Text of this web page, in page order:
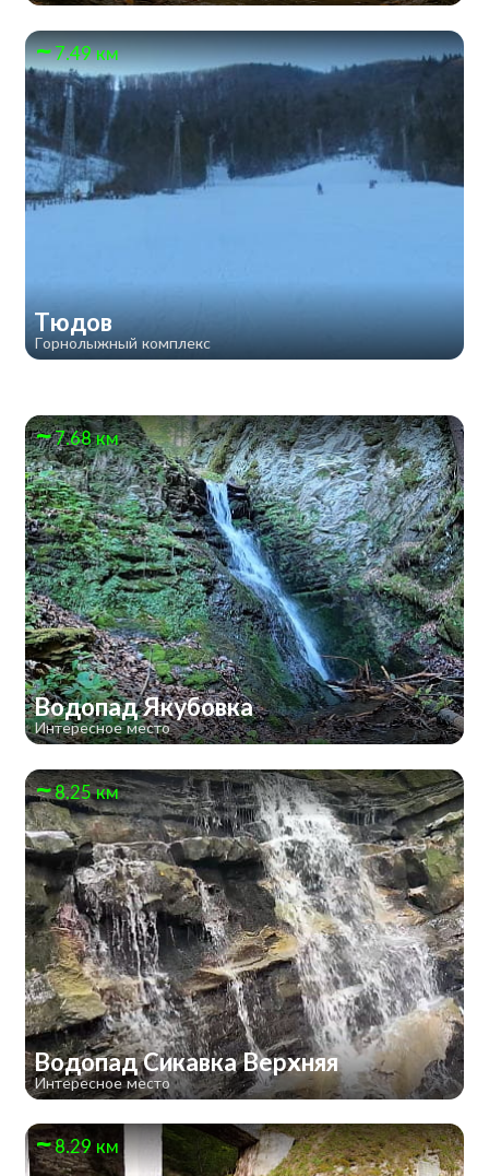
7.49 км
Тюдов
Горнолыжный комплекс
7.68 км
Водопад Якубовка
Интересное место
8.25 км
Водопад Сикавка Верхняя
Интересное место
8.29 км